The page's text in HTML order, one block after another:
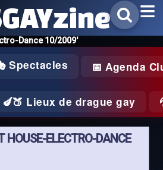
Dance 10/2009'
Spectacles 📅 Agenda
🍆🍑 Lieux de drague gay
HOUSE-ELECTRO-DANCE